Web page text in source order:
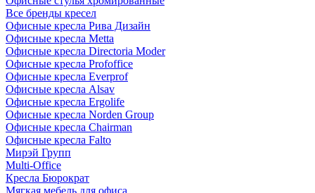
Все бренды кресел
Офисные кресла Рива Дизайн
Офисные кресла Metta
Офисные кресла Directoria Moder
Офисные кресла Profoffice
Офисные кресла Everprof
Офисные кресла Alsav
Офисные кресла Ergolife
Офисные кресла Norden Group
Офисные кресла Chairman
Офисные кресла Falto
Мирэй Групп
Multi-Office
Кресла Бюрократ
Мягкая мебель для офиса